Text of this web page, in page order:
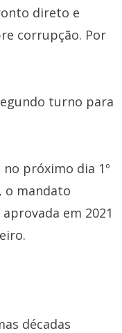
direto e
corrupção. Por
turno para
próximo dia 1º
o mandato
em 2021
décadas